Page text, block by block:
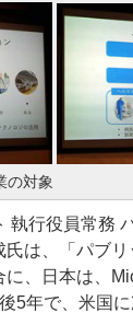
の対象
行役員常務
は、「パブリ
に、日本は、
5年で、米国